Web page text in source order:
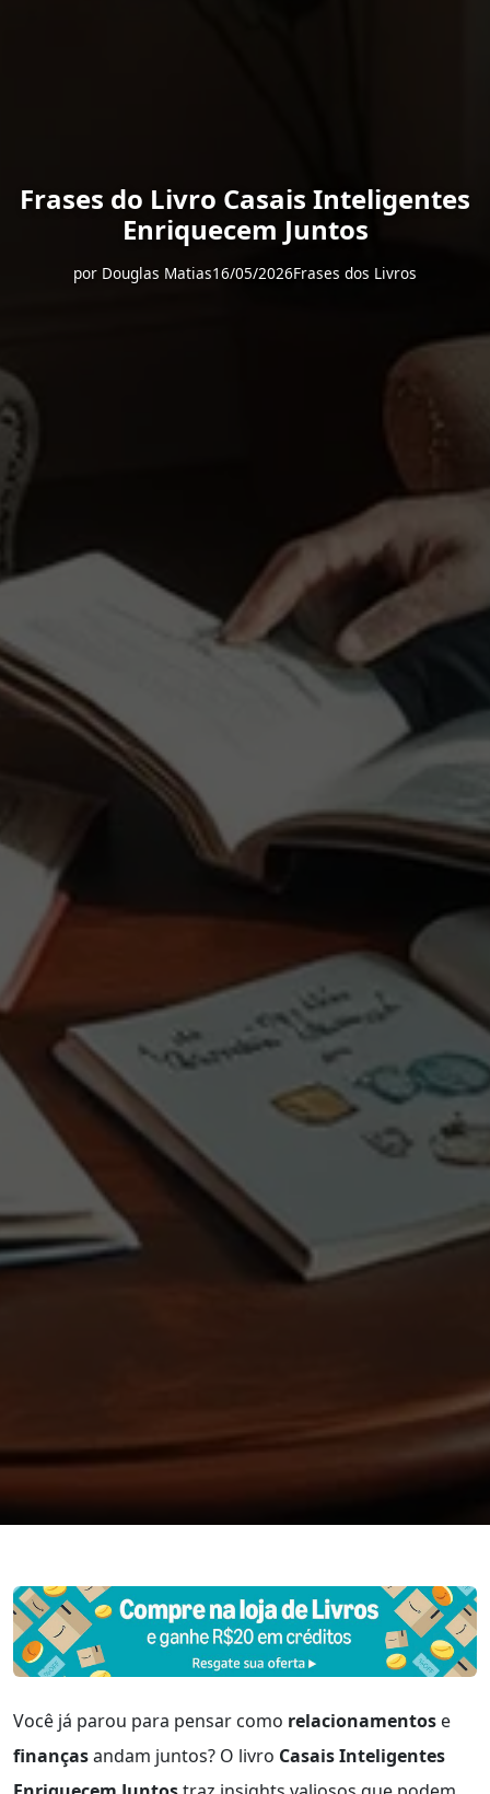
Frases do Livro Casais Inteligentes
Enriquecem Juntos
por Douglas Matias16/05/2026Frases dos Livros
Você já parou para pensar como relacionamentos e
finançasandam juntos? O livro Casais Inteligentes